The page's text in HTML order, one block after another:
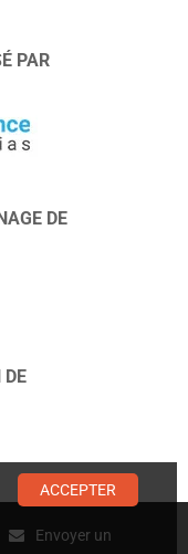
PAR
DE
Envoyer un
ACCEPTER